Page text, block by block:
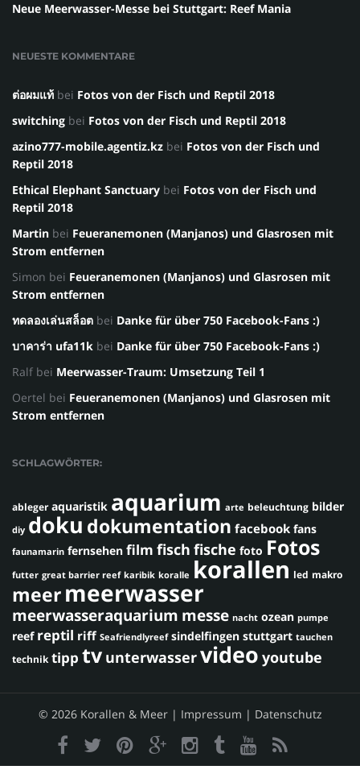
Neue Meerwasser-Messe bei Stuttgart: Reef Mania
NEUESTE KOMMENTARE
ต่อผมแท้ bei Fotos von der Fisch und Reptil 2018
switching bei Fotos von der Fisch und Reptil 2018
azino777-mobile.agentiz.kz bei Fotos von der Fisch und
Reptil 2018
Ethical Elephant Sanctuary bei Fotos von der Fisch und
Reptil 2018
Martin bei Feueranemonen (Manjanos) und Glasrosen mit
Strom entfernen
Simon bei Feueranemonen (Manjanos) und Glasrosen mit
Strom entfernen
ทดลองเล่นสล็อต bei Danke für über 750 Facebook-Fans :)
บาคาร่า ufa11k bei Danke für über 750 Facebook-Fans :)
Ralf bei Meerwasser-Traum: Umsetzung Teil 1
Oertel bei Feueranemonen (Manjanos) und Glasrosen mit
Strom entfernen
SCHLAGWÖRTER:
ableger aquaristik aquarium arte beleuchtung bilder
diy doku dokumentation facebook fans
faunamarin fernsehen film fisch fische foto Fotos
futter great barrier reef karibik koralle korallen led makro
meermeerwasser
meerwasseraquarium messe nacht ozean pumpe
reef reptil riff Seafriendlyreef sindelfingen stuttgart tauchen
technik tipp tv unterwasservideo youtube
© 2026 Korallen & Meer | Impressum | Datenschutz